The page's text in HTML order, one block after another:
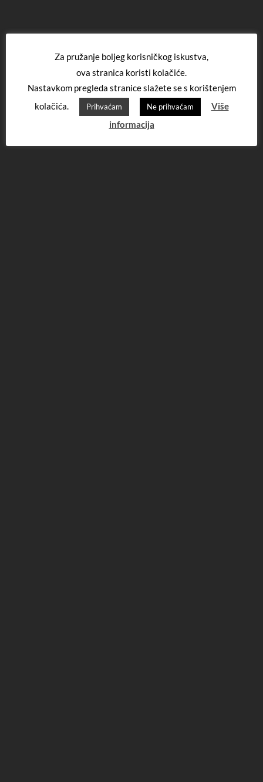
Za pružanje boljeg korisničkog iskustva,
ova stranica koristi kolačiće.
Nastavkom pregleda stranice slažete se s korištenjem
kolačića.
Prihvaćam Ne prihvaćam
Više
informacija